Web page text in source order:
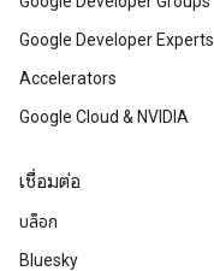
Google Developer Experts
Accelerators
Google Cloud & NVIDIA
เชื่อมต่อ
บล็อก
Bluesky